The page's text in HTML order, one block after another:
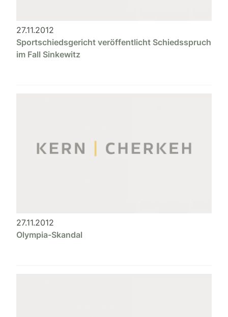
27.11.2012
Sportschiedsgericht veröffentlicht Schiedsspruch
im Fall Sinkewitz
27.11.2012
Olympia-Skandal